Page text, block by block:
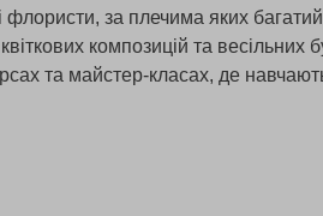
флористи, за плечима яких
композицій та весільних
та майстер-класах, де